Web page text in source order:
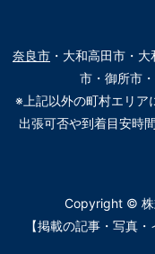
奈良市 ・大和高田市・
市・御所市
※上記以外の町村エリア
出張可否や到着目安時
Copyright © 株
【掲載の記事・写真